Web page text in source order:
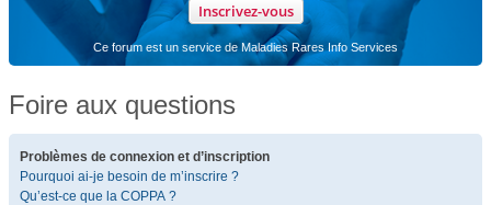
Inscrivez-vous
Ce forum est un service de Maladies Rares Info Services
Foire aux questions
Problèmes de connexion et d’inscription
Pourquoi ai-je besoin de m’inscrire ?
Qu’est-ce que la COPPA ?